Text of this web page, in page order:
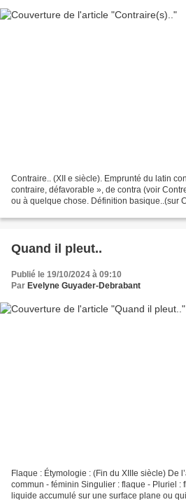
Contraire.. (XII e siècle). Emprunté du latin
contraire, défavorable », de contra (voir
ou à quelque chose. Définition basique..(sur
Quand il pleut..
Publié le 19/10/2024 à 09:10
Par Evelyne Guyader-Debrabant
Flaque : Étymologie : (Fin du XIIIe siècle) De
commun - féminin Singulier : flaque - Pluriel :
liquide accumulé sur une surface plane ou